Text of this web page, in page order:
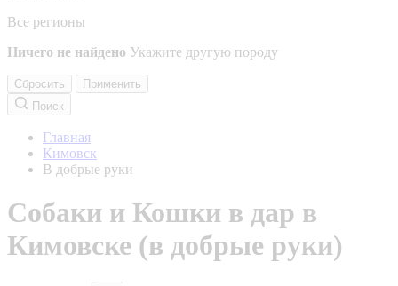
Все регионы
Ничего не найдено Укажите другую породу
Сбросить
Применить
Поиск
Главная
Кимовск
В добрые руки
Собаки и Кошки в дар в
Кимовске (в добрые руки)